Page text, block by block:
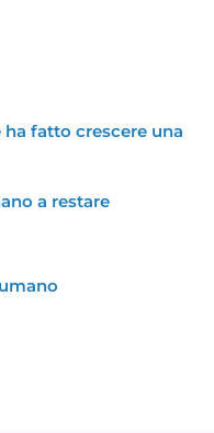
fatto crescere una
a restare